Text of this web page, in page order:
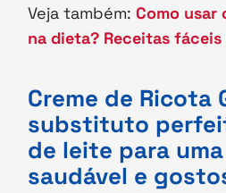
Veja também: Como usar
na dieta? Receitas
Creme de Ricota
substituto
de leite para
saudável e